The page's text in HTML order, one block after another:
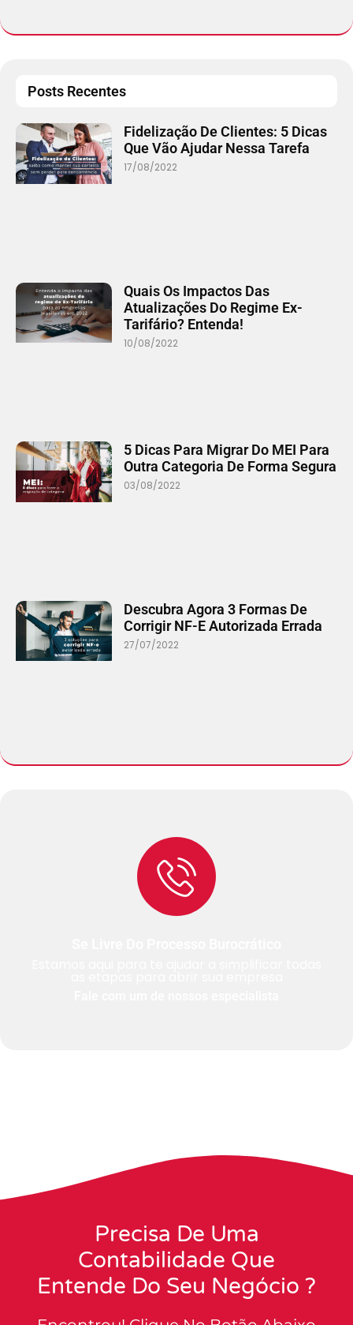
Posts Recentes
Fidelização De Clientes: 5 Dicas
Que Vão Ajudar Nessa Tarefa
17/08/2022
Quais Os Impactos Das
Atualizações Do Regime Ex-
Tarifário? Entenda!
10/08/2022
5 Dicas Para Migrar Do MEI Para
Outra Categoria De Forma Segura
03/08/2022
Descubra Agora 3 Formas De
Corrigir NF-E Autorizada Errada
27/07/2022
Precisa De Uma
Contabilidade Que
Entende Do Seu Negócio ?